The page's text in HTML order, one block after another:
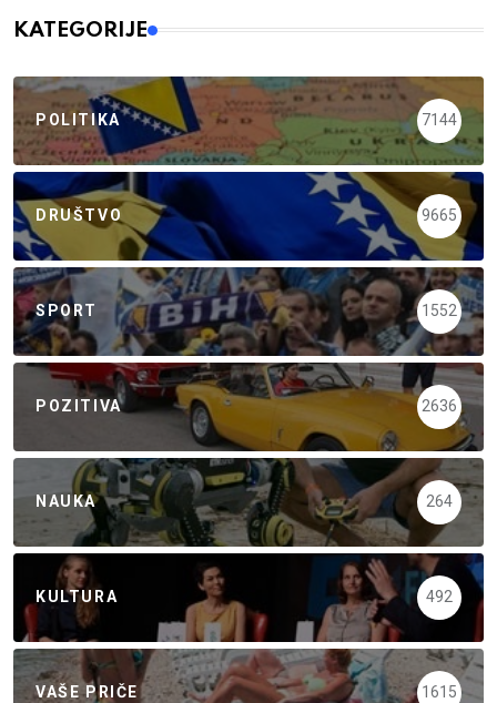
KATEGORIJE
POLITIKA 7144
DRUŠTVO 9665
SPORT 1552
POZITIVA 2636
NAUKA 264
KULTURA 492
VAŠE PRIČE 1615